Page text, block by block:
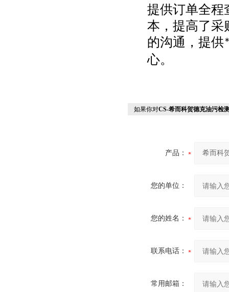
提供订单全程
本，提高了采
的沟通，提供
心。
如果你对CS-希而科贺德克油污检
产品：
您的单位：
您的姓名：
联系电话：
常用邮箱：